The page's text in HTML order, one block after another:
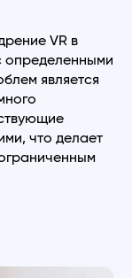
VR в
определенными
является
что делает